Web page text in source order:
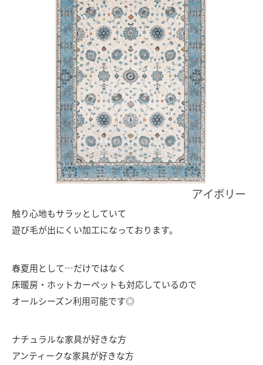
触り心地もサラッとしていて
遊び毛が出にくい加工になっております。
春夏用として…だけではなく
床暖房・ホットカーペットも対応しているので
オールシーズン利用可能です◎
ナチュラルな家具が好きな方
アンティークな家具が好きな方